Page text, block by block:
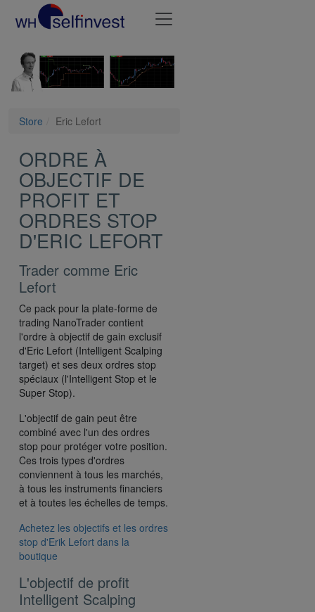
Store Eric Lefort
ORDRE À
OBJECTIF DE
PROFIT ET
ORDRES STOP
D'ERIC LEFORT
Trader comme Eric
Lefort
Ce pack pour la plate-forme de
trading NanoTrader contient
l'ordre à objectif de gain exclusif
d'Eric Lefort (Intelligent Scalping
target) et ses deux ordres stop
spéciaux (l'Intelligent Stop et le
Super Stop).
L'objectif de gain peut être
combiné avec l'un des ordres
stop pour protéger votre position.
Ces trois types d'ordres
conviennent à tous les marchés,
à tous les instruments financiers
et à toutes les échelles de temps.
Achetez les objectifs et les ordres
stop d'Erik Lefort dans la
boutique
L'objectif de profit
Intelligent Scalping